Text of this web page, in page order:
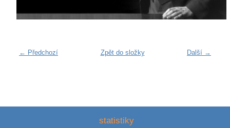
← Předchozí Další →
Zpět do složky
statistiky